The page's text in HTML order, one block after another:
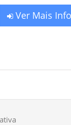
Ver Mais